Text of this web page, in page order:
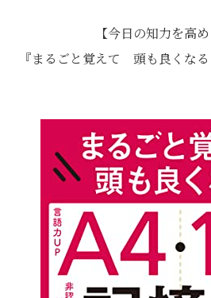
【今日の知力を高め
『まるごと覚えて 頭も良くな